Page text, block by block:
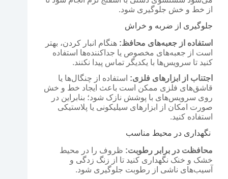
از خط و خش جلوگیری شود.
جلوگیری از ضربه و خراش
استفاده از جعبه‌های محافظ: هنگام انبار کردن، بهتر
است از جعبه‌های مخصوص یا جداکننده‌ها استفاده
کنید تا سرویس‌ها با یکدیگر تماس پیدا نکنند.
اجتناب از ابزارهای فلزی: استفاده از چنگال‌ها یا
قاشق‌های فلزی ممکن است باعث ایجاد خط و خش
روی سرویس‌های با پوشش نازک شود؛ بنابراین در
صورت امکان از ابزارهای سیلیکونی یا پلاستیکی
استفاده کنید.
نگهداری در محیط مناسب
محافظت در برابر رطوبت: ظروف را در محیط
خشک و خنک نگهداری کنید تا از زنگ زدگی و
آسیب‌های ناشی از رطوبت جلوگیری شود.